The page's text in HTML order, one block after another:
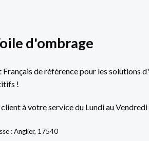
d'ombrage
Français de référence pour les solutions
!
à votre service du Lundi au
: Anglier, 17540